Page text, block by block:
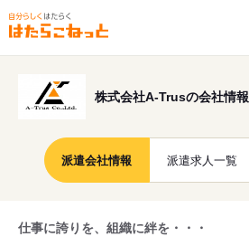
株式会社A-Trusの会社情報
派遣会社情報 派遣求人一覧
仕事に誇りを、組織に絆を・・・